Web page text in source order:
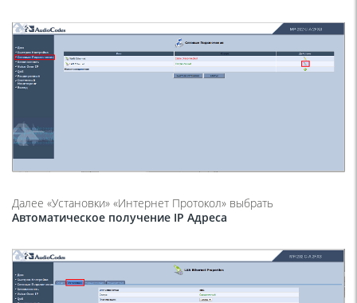
Далее «Установки» «Интернет Протокол» выбрать
Автоматическое получение IP Адреса